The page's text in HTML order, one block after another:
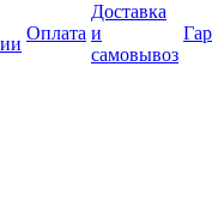
Оплата
Доставка
и
самовывоз